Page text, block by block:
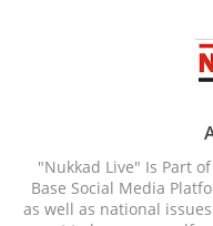
"Nukkad Live" Is Part
Base Social Media
as well as national